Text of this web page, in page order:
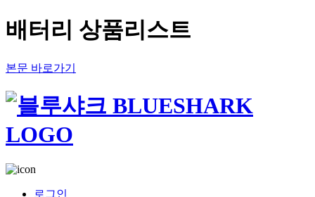
배터리 상품리스트
본문 바로가기
로그인